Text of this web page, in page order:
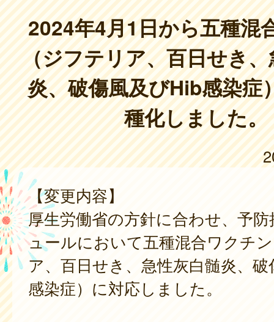
2024年4月1日から五種混
（ジフテリア、百日せき
炎、破傷風及びHib感染症
種化しました。
【変更内容】
厚生労働省の方針に合わせ、予
ュールにおいて五種混合ワクチ
ア、百日せき、急性灰白髄炎、
感染症）に対応しました。